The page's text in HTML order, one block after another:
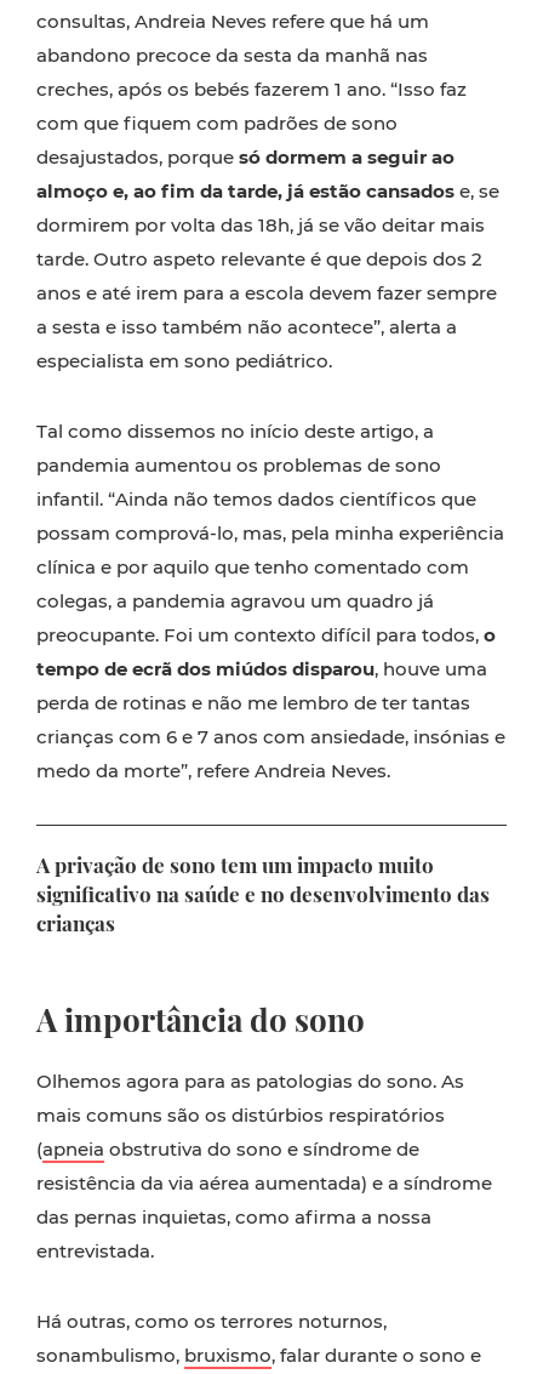
consultas, Andreia Neves refere que há um
abandono precoce da sesta da manhã nas
creches, após os bebés fazerem 1 ano. “Isso faz
com que fiquem com padrões de sono
desajustados, porque só dormem a seguir ao
almoço e, ao fim da tarde, já estão cansados e, se
dormirem por volta das 18h, já se vão deitar mais
tarde. Outro aspeto relevante é que depois dos 2
anos e até irem para a escola devem fazer sempre
a sesta e isso também não acontece”, alerta a
especialista em sono pediátrico.
Tal como dissemos no início deste artigo, a
pandemia aumentou os problemas de sono
infantil. “Ainda não temos dados científicos que
possam comprová-lo, mas, pela minha experiência
clínica e por aquilo que tenho comentado com
colegas, a pandemia agravou um quadro já
preocupante. Foi um contexto difícil para todos, o
tempo de ecrã dos miúdos disparou, houve uma
perda de rotinas e não me lembro de ter tantas
crianças com 6 e 7 anos com ansiedade, insónias e
medo da morte”, refere Andreia Neves.
A privação de sono tem um impacto muito
significativo na saúde e no desenvolvimento das
crianças
A importância do sono
Olhemos agora para as patologias do sono. As
mais comuns são os distúrbios respiratórios
(apneia obstrutiva do sono e síndrome de
resistência da via aérea aumentada) e a síndrome
das pernas inquietas, como afirma a nossa
entrevistada.
Há outras, como os terrores noturnos,
sonambulismo, bruxismo, falar durante o sono e